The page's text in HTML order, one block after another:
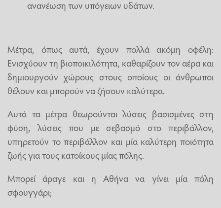
ανανέωση των υπόγειων υδάτων.
Μέτρα, όπως αυτά, έχουν πολλά ακόμη οφέλη:
Ενισχύουν τη βιοποικιλότητα, καθαρίζουν τον αέρα και
δημιουργούν χώρους στους οποίους οι άνθρωποι
θέλουν και μπορούν να ζήσουν καλύτερα.
Αυτά τα μέτρα θεωρούνται λύσεις βασισμένες στη
φύση, λύσεις που με σεβασμό στο περιβάλλον,
υπηρετούν το περιβάλλον και μία καλύτερη ποιότητα
ζωής για τους κατοίκους μίας πόλης.
Μπορεί άραγε και η Αθήνα να γίνει μία πόλη
σφουγγάρι;